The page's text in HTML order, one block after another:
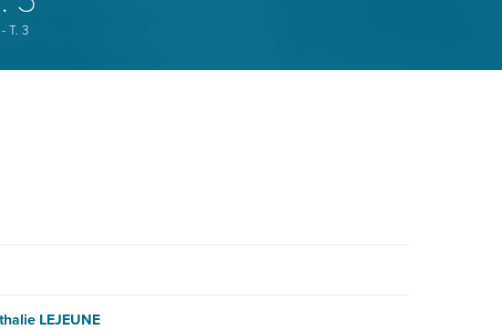
T. 3
LEJEUNE